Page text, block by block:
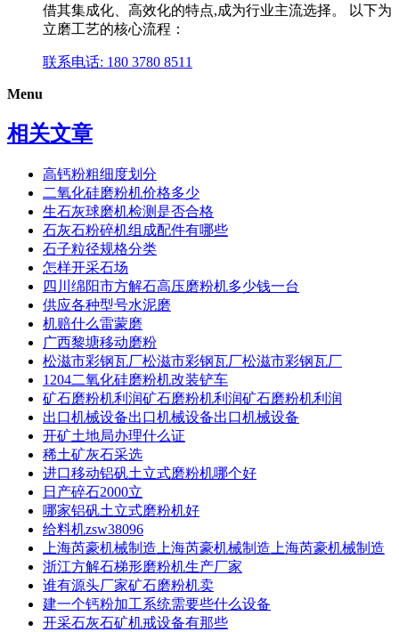
借其集成化、高效化的特点,成为行业主流选择。 以下为
立磨工艺的核心流程：
联系电话: 180 3780 8511
Menu
相关文章
高钙粉粗细度划分
二氧化硅磨粉机价格多少
生石灰球磨机检测是否合格
石灰石粉碎机组成配件有哪些
石子粒径规格分类
怎样开采石场
四川绵阳市方解石高压磨粉机多少钱一台
供应各种型号水泥磨
机赔什么雷蒙磨
广西黎塘移动磨粉
松滋市彩钢瓦厂松滋市彩钢瓦厂松滋市彩钢瓦厂
1204二氧化硅磨粉机改装铲车
矿石磨粉机利润矿石磨粉机利润矿石磨粉机利润
出口机械设备出口机械设备出口机械设备
开矿土地局办理什么证
稀土矿灰石采选
进口移动铝矾土立式磨粉机哪个好
日产碎石2000立
哪家铝矾土立式磨粉机好
给料机zsw38096
上海芮豪机械制造上海芮豪机械制造上海芮豪机械制造
浙江方解石梯形磨粉机生产厂家
谁有源头厂家矿石磨粉机卖
建一个钙粉加工系统需要些什么设备
开采石灰石矿机戒设备有那些